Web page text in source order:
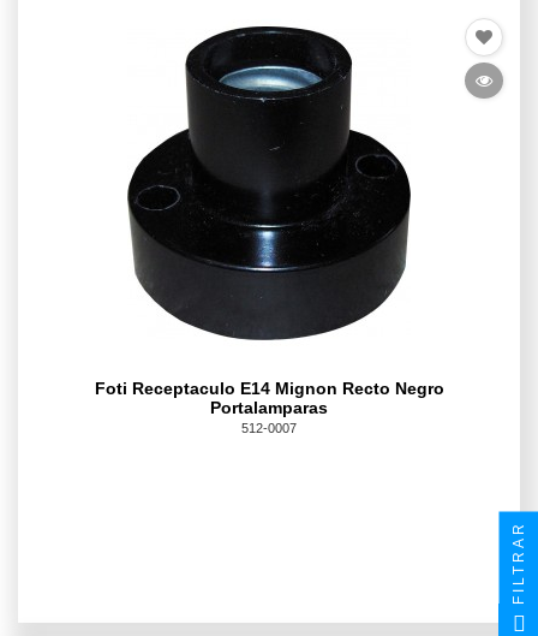
SKU,
Foti Receptaculo E14 Mignon Recto Negro
Portalamparas
512-0007
FILTRAR